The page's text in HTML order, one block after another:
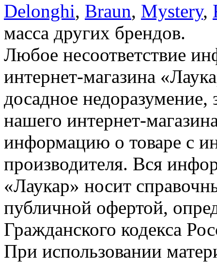
Delonghi, Braun, Mystery,
масса других брендов.
Любое несоответствие
интернет-магазина
досадное недоразумение,
нашего интернет-
информацию о товаре с
производителя. Вся
«Лаукар» носит
публичной офертой,
Гражданского кодекса
При использовании